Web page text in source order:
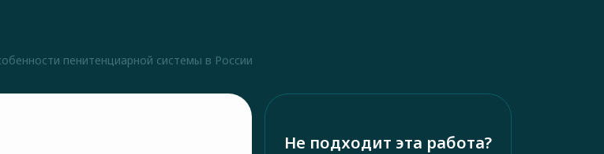
пенитенциарной системы в России
Не подходит эта работа?